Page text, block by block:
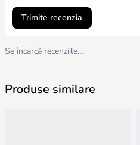
Trimite recenzia
Se încarcă recenziile…
Produse similare